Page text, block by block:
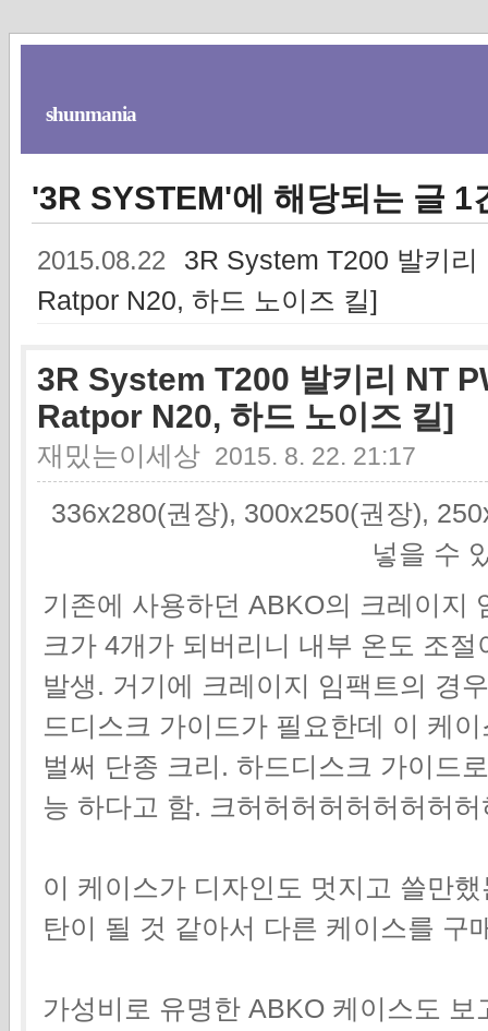
shunmania
'3R SYSTEM'에 해당되는 글 1
2015.08.22
3R System T200 발키
Ratpor N20, 하드 노이즈 킬]
3R System T200 발키리 NT
Ratpor N20, 하드 노이즈 킬]
재밌는이세상 2015. 8. 22. 21:17
336x280(권장), 300x250(권장),
넣을 수
기존에 사용하던 ABKO의 크레이지
크가 4개가 되버리니 내부 온도 조
발생. 거기에 크레이지 임팩트의 경
드디스크 가이드가 필요한데 이 케
벌써 단종 크리. 하드디스크 가이드
능 하다고 함. 크허허허허허허허허
이 케이스가 디자인도 멋지고 쓸만
탄이 될 것 같아서 다른 케이스를 구
가성비로 유명한 ABKO 케이스도